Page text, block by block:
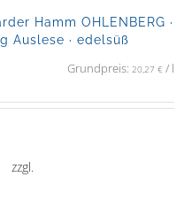
Hamm OHLENBERG ·
Auslese · edelsüß
Grundpreis: 20,27 €/ l
zzgl.